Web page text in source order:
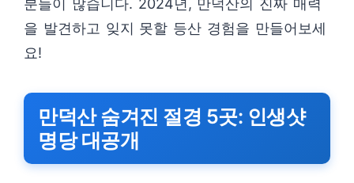
분들이 많습니다. 2024년, 만덕산의 진짜 매력
을 발견하고 잊지 못할 등산 경험을 만들어보세
요!
만덕산 숨겨진 절경 5곳: 인생샷
명당 대공개